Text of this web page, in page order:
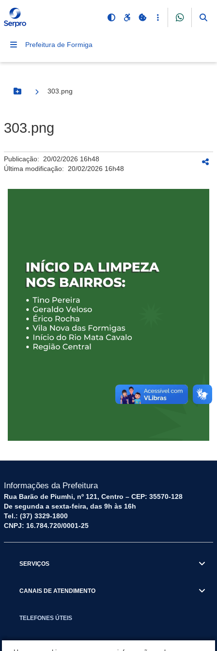
Prefeitura de Formiga
Botão Menu
303.png
303.png
Publicação: 20/02/2026 16h48
Última modificação: 20/02/2026 16h48
Informações da Prefeitura
Rua Barão de Piumhi, nº 121, Centro – CEP: 35570-128
De segunda a sexta-feira, das 9h às 16h
Tel.: (37) 3329-1800
CNPJ: 16.784.720/0001-25
SERVIÇOS
CANAIS DE ATENDIMENTO
TELEFONES ÚTEIS